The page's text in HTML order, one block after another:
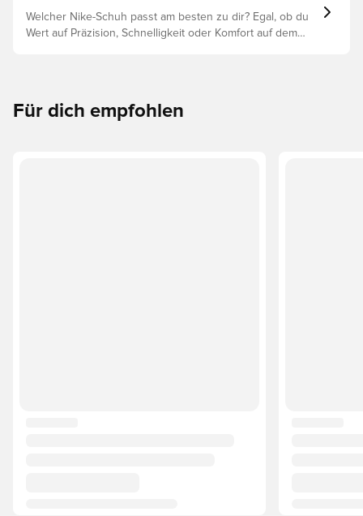
verschiedenen Untergründe sind.
Welcher Nike-Schuh passt am besten zu dir? Egal, ob du
Wert auf Präzision, Schnelligkeit oder Komfort auf dem
Für dich empfohlen